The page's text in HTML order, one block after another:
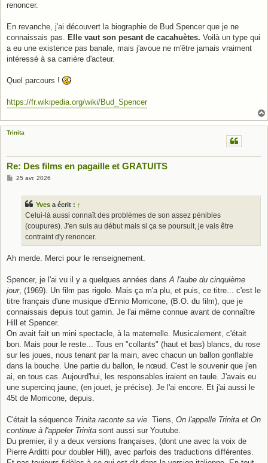
renoncer.
En revanche, j'ai découvert la biographie de Bud Spencer que je ne
connaissais pas. Elle vaut son pesant de cacahuètes. Voilà un type qui
a eu une existence pas banale, mais j'avoue ne m'être jamais vraiment
intéressé à sa carrière d'acteur.
Quel parcours !
https://fr.wikipedia.org/wiki/Bud_Spencer
Trinita
Re: Des films en pagaille et GRATUITS
M25 avr. 2026
Yves a écrit : ↑
Celui-là aussi connaît des problèmes de son assez pénibles
(coupures). J'en suis au début mais si ça se poursuit, je vais être
contraint d'y renoncer.
Ah merde. Merci pour le renseignement.
Spencer, je l'ai vu il y a quelques années dansA l'aube du cinquième
jour, (1969). Un film pas rigolo. Mais ça m'a plu, et puis, ce titre... c'est le
titre français d'une musique d'Ennio Morricone, (B.O. du film), que je
connaissais depuis tout gamin. Je l'ai même connue avant de connaître
Hill et Spencer.
On avait fait un mini spectacle, à la maternelle. Musicalement, c'était
bon. Mais pour le reste... Tous en "collants" (haut et bas) blancs, du rose
sur les joues, nous tenant par la main, avec chacun un ballon gonflable
dans la bouche. Une partie du ballon, le nœud. C'est le souvenir que j'en
ai, en tous cas. Aujourd'hui, les responsables iraient en taule. J'avais eu
une supercinq jaune, (en jouet, je précise). Je l'ai encore. Et j'ai aussi le
45t de Morricone, depuis.
C'était la séquence Trinita raconte sa vie. Tiens, On l'appelle Trinita et On
continue à l'appeler Trinita sont aussi sur Youtube.
Du premier, il y a deux versions françaises, (dont une avec la voix de
Pierre Arditti pour doubler Hill), avec parfois des traductions différentes.